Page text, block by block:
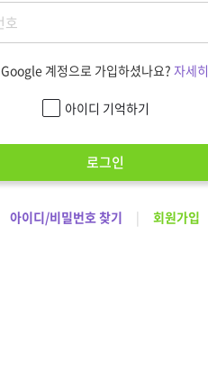
Google 계정으로 가입하셨나요?자세히
아이디 기억하기
로그인
아이디/비밀번호 찾기 | 회원가입